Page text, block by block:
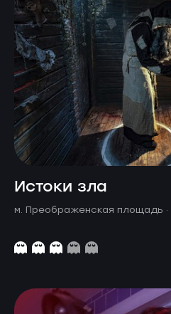
Истоки зла
м. Преображенская площадь ·